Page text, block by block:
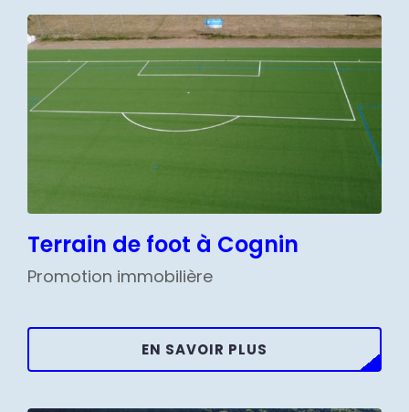
Terrain de foot à Cognin
Promotion immobilière
EN SAVOIR PLUS